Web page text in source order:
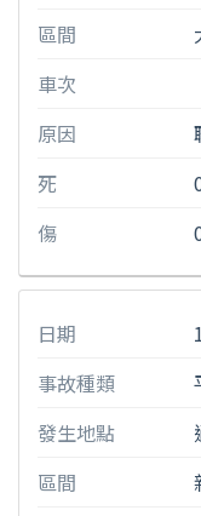
區間
車次
原因
死
傷
日期
事故種類
發生地點
區間